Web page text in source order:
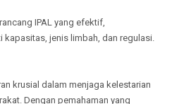
IPAL yang efektif,
jenis limbah, dan regulasi.
krusial dalam menjaga kelestarian
Dengan pemahaman yang